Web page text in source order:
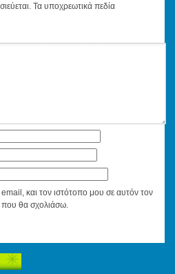
Τα υποχρεωτικά πεδία
και τον ιστότοπο μου σε αυτόν τον
που θα σχολιάσω.